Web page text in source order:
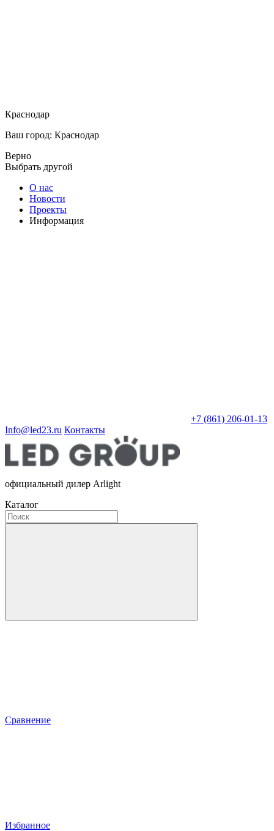
Краснодар
Ваш город: Краснодар
Верно
Выбрать другой
О нас
Новости
Проекты
Информация
+7 (861) 206-01-13
Info@led23.ru Контакты
официальный дилер Arlight
Каталог
Сравнение
Избранное